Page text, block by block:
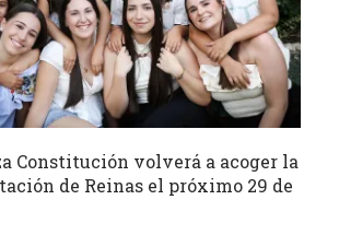
Constitución volverá a acoger la
de Reinas el próximo 29 de